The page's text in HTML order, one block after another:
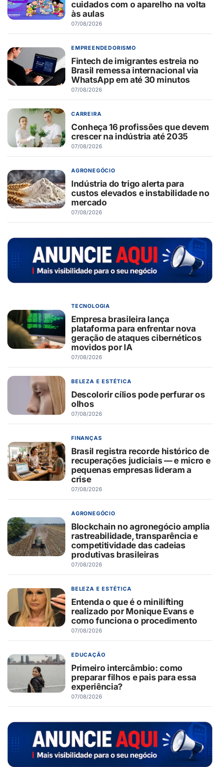
cuidados com o aparelho na volta
às aulas
07/08/2026
EMPREENDEDORISMO
Fintech de imigrantes estreia no
Brasil remessa internacional via
WhatsApp em até 30 minutos
07/08/2026
CARREIRA
Conheça 16 profissões que devem
crescer na indústria até 2035
07/08/2026
AGRONEGÓCIO
Indústria do trigo alerta para
custos elevados e instabilidade no
mercado
07/08/2026
TECNOLOGIA
Empresa brasileira lança
plataforma para enfrentar nova
geração de ataques cibernéticos
movidos por IA
07/08/2026
BELEZA E ESTÉTICA
Descolorir cílios pode perfurar os
olhos
07/08/2026
FINANÇAS
Brasil registra recorde histórico de
recuperações judiciais — e micro e
pequenas empresas lideram a
crise
07/08/2026
AGRONEGÓCIO
Blockchain no agronegócio amplia
rastreabilidade, transparência e
competitividade das cadeias
produtivas brasileiras
07/08/2026
BELEZA E ESTÉTICA
Entenda o que é o minilifting
realizado por Monique Evans e
como funciona o procedimento
07/08/2026
EDUCAÇÃO
Primeiro intercâmbio: como
preparar filhos e pais para essa
experiência?
07/08/2026